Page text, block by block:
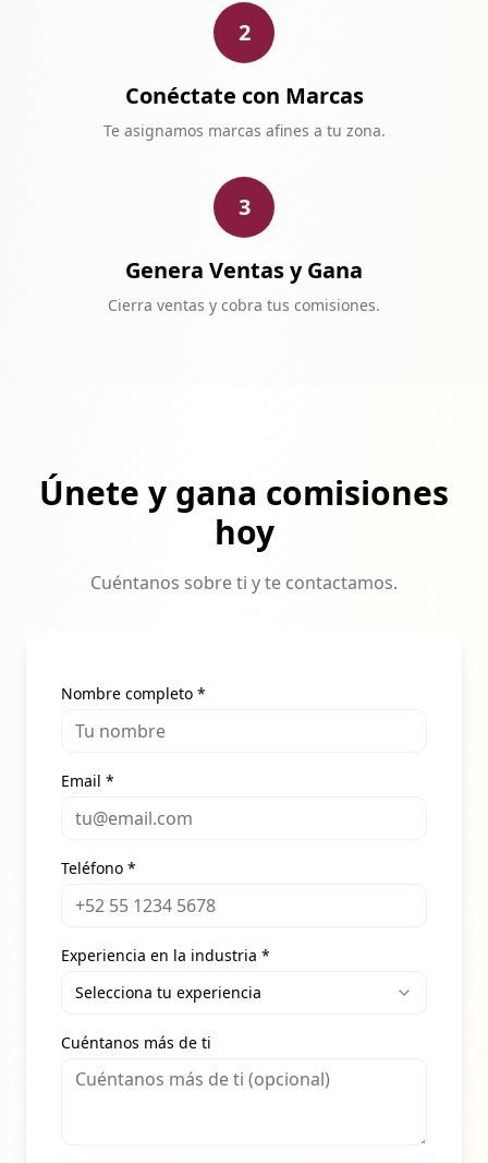
2
Conéctate con Marcas
Te asignamos marcas afines a tu zona.
3
Genera Ventas y Gana
Cierra ventas y cobra tus comisiones.
Únete y gana comisiones
hoy
Cuéntanos sobre ti y te contactamos.
Nombre completo *
Email *
Teléfono *
Experiencia en la industria *
Selecciona tu experiencia
Cuéntanos más de ti